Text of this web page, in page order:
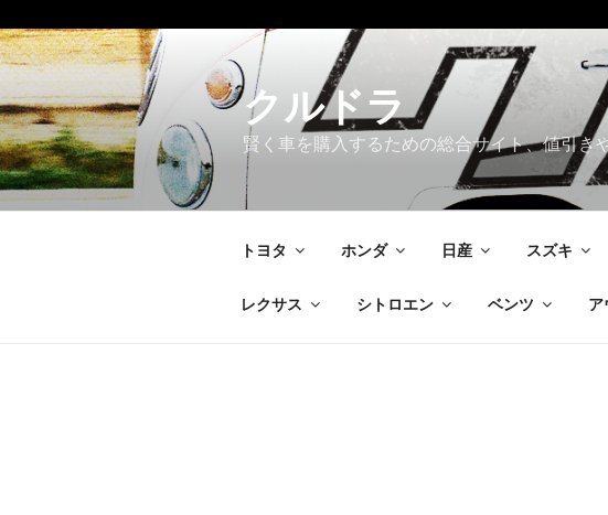
コ
ン
テ
ン
ツ
へ
ス
クルドラ
賢く車を購入するための総合サイト、値引き
トヨタ ホンダ 日産 スズキ
レクサス シトロエン ベンツ ア